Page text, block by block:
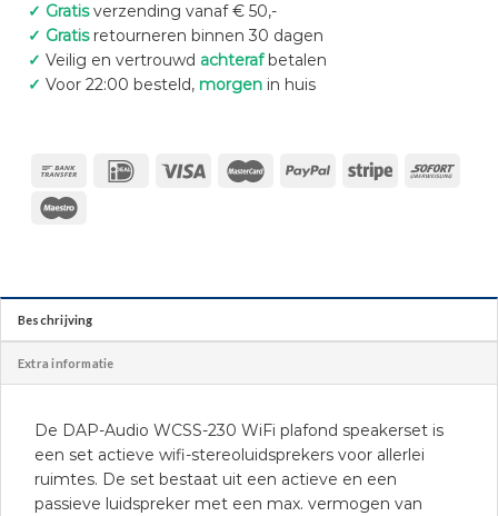
✓ Gratisverzending vanaf € 50,-
✓ Gratisretourneren binnen 30 dagen
✓ Veilig en vertrouwd achterafbetalen
✓ Voor 22:00 besteld, morgenin huis
Beschrijving
Extra informatie
De DAP-Audio WCSS-230 WiFi plafond speakerset is
een set actieve wifi-stereoluidsprekers voor allerlei
ruimtes. De set bestaat uit een actieve en een
passieve luidspreker met een max. vermogen van